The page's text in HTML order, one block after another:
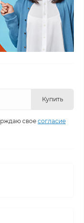
Купить
свое согласие